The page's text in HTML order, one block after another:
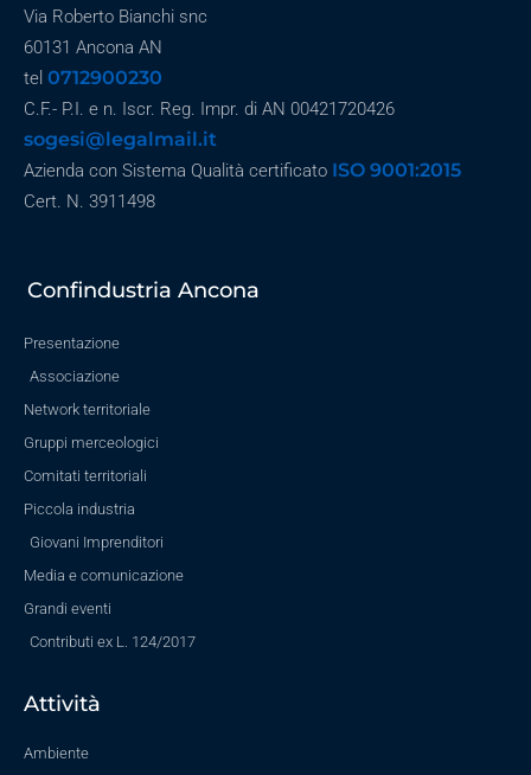
Via Roberto Bianchi snc
60131 Ancona AN
tel 0712900230
C.F.- P.I. e n. Iscr. Reg. Impr. di AN 00421720426
sogesi@legalmail.it
Azienda con Sistema Qualità certificato ISO 9001:2015
Cert. N. 3911498
Confindustria Ancona
Presentazione
Associazione
Network territoriale
Gruppi merceologici
Comitati territoriali
Piccola industria
Giovani Imprenditori
Media e comunicazione
Grandi eventi
Contributi ex L. 124/2017
Attività
Ambiente